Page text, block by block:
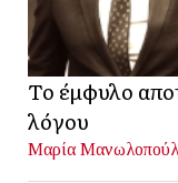
Το έμφυλο
λόγου
Μαρία